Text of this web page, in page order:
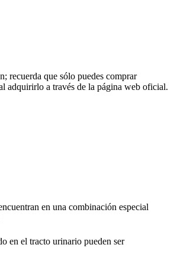
recuerda que sólo puedes comprar
adquirirlo a través de la página web oficial.
en una combinación especial
en el tracto urinario pueden ser